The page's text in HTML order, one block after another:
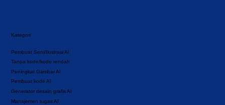
Kategori
Manajemen tugas AI
Generator desain grafis AI
Tanpa kode/kode rendah
Pembuat kode AI
Peningkat Gambar AI
Pembuat Seni/Ilustrasi AI